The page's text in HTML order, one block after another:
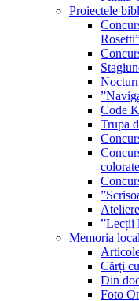
Proiectele
Code
Trupa
”Lecții
Memoria
Cărți
Din
Foto